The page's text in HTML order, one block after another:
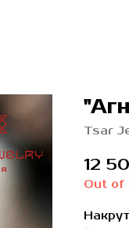
Tsar
12
Out of